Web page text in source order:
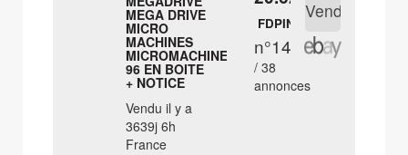
MEGA DRIVE
MICRO
MACHINES
MICROMACHINES
96 EN BOITE
+ NOTICE
Vendu il y a
3639j 6h
France
FDPIN
n°14
/ 38
annonces